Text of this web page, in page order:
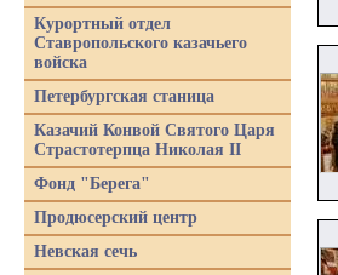
Курортный отдел
Ставропольского казачьего
войска
Петербургская станица
Казачий Конвой Святого Царя
Страстотерпца Николая II
Фонд "Берега"
Продюсерский центр
Невская сечь